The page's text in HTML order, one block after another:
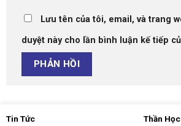
Lưu tên của tôi, email, và trang
duyệt này cho lần bình luận kế tiếp
Tin Tức Thần Học